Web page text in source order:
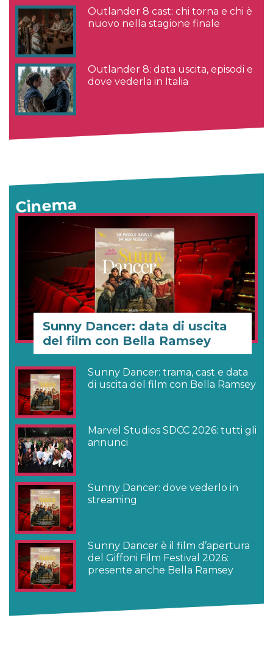
Outlander 8 cast: chi torna e chi è
nuovo nella stagione finale
Outlander 8: data uscita, episodi e
dove vederla in Italia
Cinema
Sunny Dancer: data di uscita
del film con Bella Ramsey
Sunny Dancer: trama, cast e data
di uscita del film con Bella Ramsey
Marvel Studios SDCC 2026: tutti gli
annunci
Sunny Dancer: dove vederlo in
streaming
Sunny Dancer è il film d’apertura
del Giffoni Film Festival 2026:
presente anche Bella Ramsey